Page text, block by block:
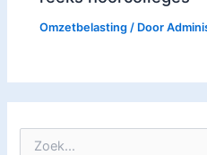
Omzetbelasting / Door